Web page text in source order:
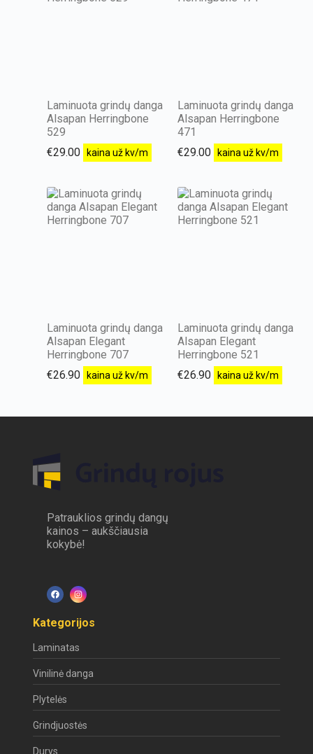
Laminuota grindų danga
Alsapan Herringbone
529
€29.00 kaina už kv/m
Laminuota grindų danga
Alsapan Herringbone
471
€29.00 kaina už kv/m
Laminuota grindų danga
Alsapan Elegant
Herringbone 707
€26.90 kaina už kv/m
Laminuota grindų danga
Alsapan Elegant
Herringbone 521
€26.90 kaina už kv/m
Patrauklios grindų dangų
kainos – aukščiausia
kokybė!
Kategorijos
Laminatas
Vinilinė danga
Plytelės
Grindjuostės
Durys